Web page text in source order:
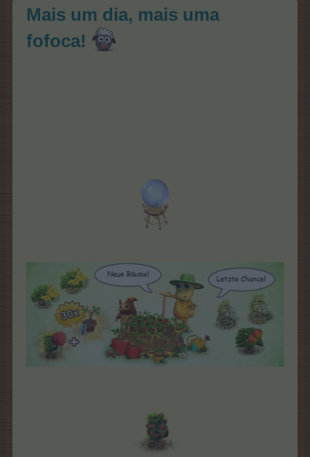
Mais um dia, mais uma
fofoca!